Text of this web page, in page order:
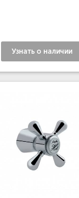
Узнать о наличии